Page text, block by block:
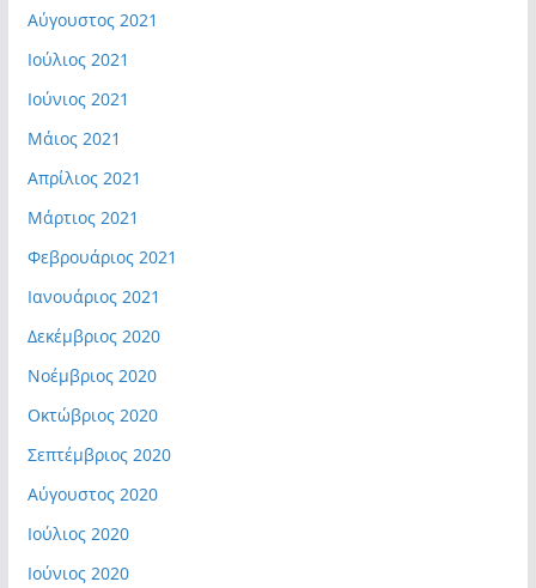
Αύγουστος 2021
Ιούλιος 2021
Ιούνιος 2021
Μάιος 2021
Απρίλιος 2021
Μάρτιος 2021
Φεβρουάριος 2021
Ιανουάριος 2021
Δεκέμβριος 2020
Νοέμβριος 2020
Οκτώβριος 2020
Σεπτέμβριος 2020
Αύγουστος 2020
Ιούλιος 2020
Ιούνιος 2020